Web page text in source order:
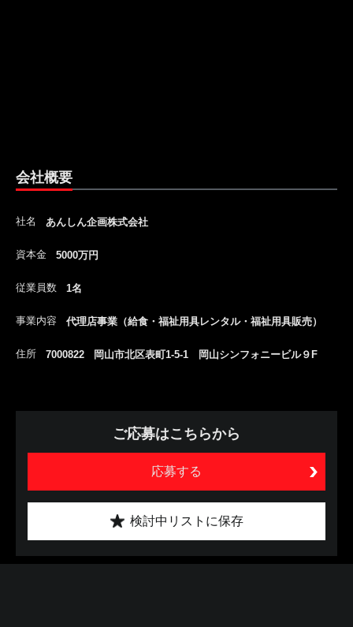
会社概要
社名 あんしん企画株式会社
資本金 5000万円
従業員数 1名
事業内容 代理店事業（給食・福祉用具レンタル・福祉用具販売）
住所 7000822 岡山市北区表町1-5-1 岡山シンフォニービル９F
ご応募はこちらから
応募する
検討中リストに保存